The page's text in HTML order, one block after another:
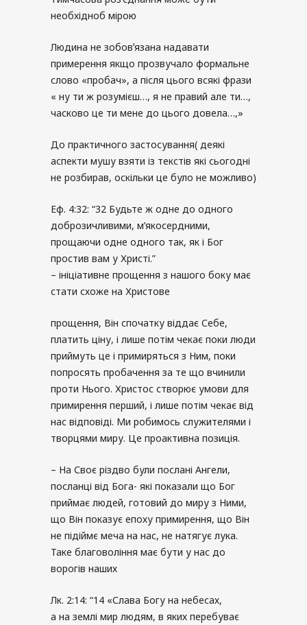
необхідноб мірою
Людина не зобовʼязана надавати
примерення якщо прозвучало формальне
слово «пробач», а після цього всякі фрази
« ну ти ж розумієш…, я не правий але ти…,
часково це ти мене до цього довела…,»
До практичного застосування( деякі
аспекти мушу взяти із текстів які сьогодні
не розбирав, оскільки це було не можливо)
Еф. 4:32: “32 Будьте ж одне до одного
доброзичливими, м’якосердними,
прощаючи одне одного так, як і Бог
простив вам у Христі.”
– ініціативне прощення з нашого боку має
стати схоже на Христове
прощення, Він спочатку віддає Себе,
платить ціну, і лише потім чекає поки люди
приймуть це і примиряться з Ним, поки
попросять пробачення за те що вчинили
проти Нього. Христос створює умови для
примирення перший, і лише потім чекає від
нас відповіді. Ми робимось служителями і
творцями миру. Це проактивна позиція.
– На Своє різдво були послані Ангели,
посланці від Бога- які показали що Бог
приймає людей, готовий до миру з Ними,
що Він показує епоху примирення, що Він
не підіймє меча на нас, не натягує лука.
Таке благовоління має бути у нас до
ворогів наших
Лк. 2:14: “14 «Слава Богу на небесах,
а на землі мир людям, в яких перебуває